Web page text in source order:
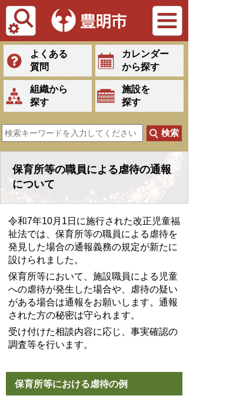
Tiếng Việt
よくある
質問
カレンダー
から探す
組織から
探す
施設を
探す
保育所等の職員による虐待の通報
について
令和7年10月1日に施行された改正児童福
祉法では、保育所等の職員による虐待を
発見した場合の通報義務の規定が新たに
設けられました。
保育所等において、施設職員による児童
への虐待が発生した場合や、虐待の疑い
がある場合は通報をお願いします。通報
された方の秘密は守られます。
受け付けた相談内容に応じ、事実確認の
調査等を行います。
保育所等における虐待の例